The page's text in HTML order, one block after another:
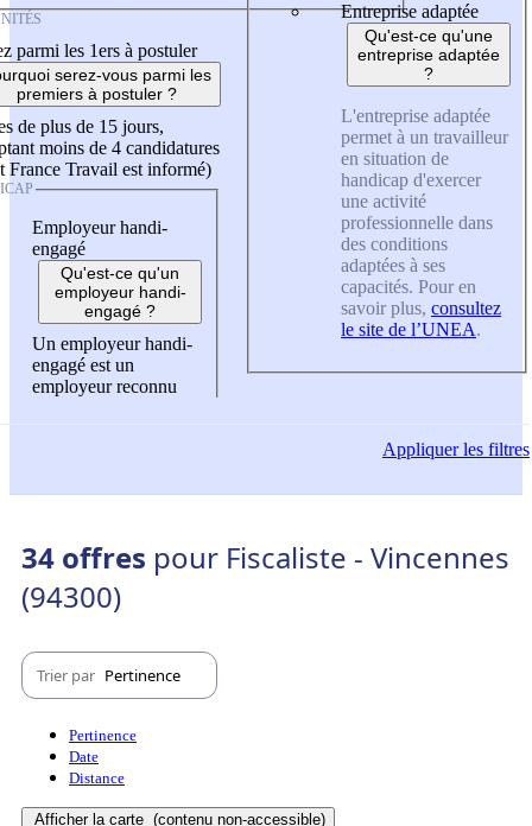
parmi les 1ers à postuler
serez-vous parmi les
premiers à postuler ?
de plus de 15 jours,
moins de 4 candidatures
France Travail est informé)
Employeur handi-
engagé
Qu'est-ce qu'un
employeur handi-
engagé ?
Un employeur handi-
engagé est un
employeur reconnu
Entreprise adaptée
Qu'est-ce qu'une
entreprise adaptée
?
L'entreprise adaptée
permet à un travailleur
en situation de
handicap d'exercer
une activité
professionnelle dans
des conditions
adaptées à ses
capacités. Pour en
savoir plus, consultez
le site de l’UNEA.
Appliquerles filtres
34 offres pour Fiscaliste - Vincennes
(94300)
Trier par Pertinence
Pertinence
Date
Distance
Afficher la carte (contenu non-accessible)